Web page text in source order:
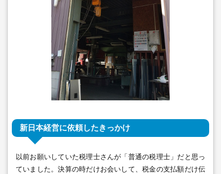
新日本経営に依頼したきっかけ
以前お願いしていた税理士さんが「普通の税理士」だと思っ
ていました。決算の時だけお会いして、税金の支払額だけ伝